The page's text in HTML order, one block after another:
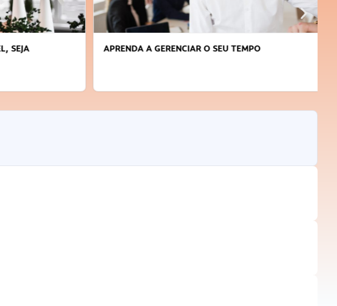
APRENDA A GERENCIAR O SEU TEMPO